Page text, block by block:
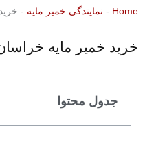
Home
- نمایندگی خمیر مایه -
خرید خمیر مایه
جدول محتوا